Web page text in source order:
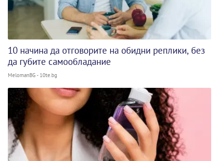
10 начина да отговорите на обидни реплики, без
да губите самообладание
MelomanBG - 10te.bg